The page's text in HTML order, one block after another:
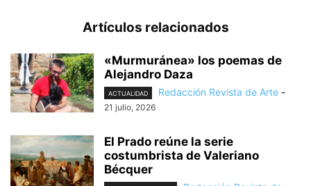
Artículos relacionados
«Murmuránea» los poemas de
Alejandro Daza
ACTUALIDAD Redacción Revista de Arte -
21 julio, 2026
El Prado reúne la serie
costumbrista de Valeriano
Bécquer